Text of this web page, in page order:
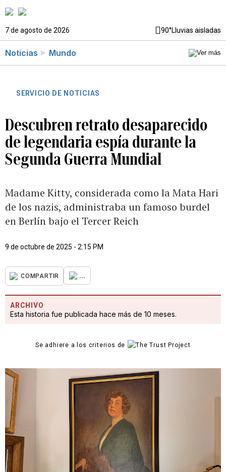
7 de agosto de 2026 90°Lluvias aisladas
Noticias Mundo
SERVICIO DE NOTICIAS
Descubren retrato desaparecido
de legendaria espía durante la
Segunda Guerra Mundial
Madame Kitty, considerada como la Mata Hari
de los nazis, administraba un famoso burdel
en Berlín bajo el Tercer Reich
9 de octubre de 2025 - 2:15 PM
COMPARTIR ...
ARCHIVO
Esta historia fue publicada hace más de 10 meses.
Se adhiere a los criterios de